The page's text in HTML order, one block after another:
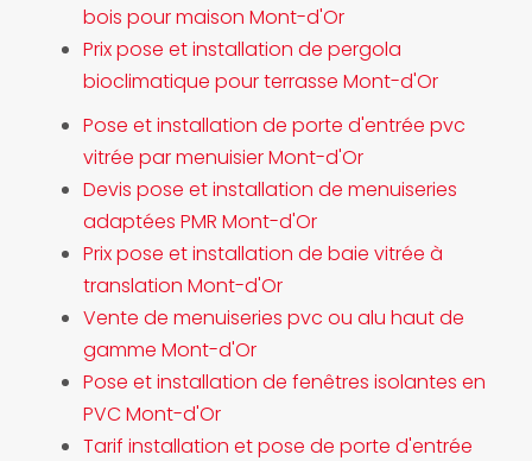
bois pour maison Mont-d'Or
Prix pose et installation de pergola
bioclimatique pour terrasse Mont-d'Or
Pose et installation de porte d'entrée pvc
vitrée par menuisier Mont-d'Or
Devis pose et installation de menuiseries
adaptées PMR Mont-d'Or
Prix pose et installation de baie vitrée à
translation Mont-d'Or
Vente de menuiseries pvc ou alu haut de
gamme Mont-d'Or
Pose et installation de fenêtres isolantes en
PVC Mont-d'Or
Tarif installation et pose de porte d'entrée